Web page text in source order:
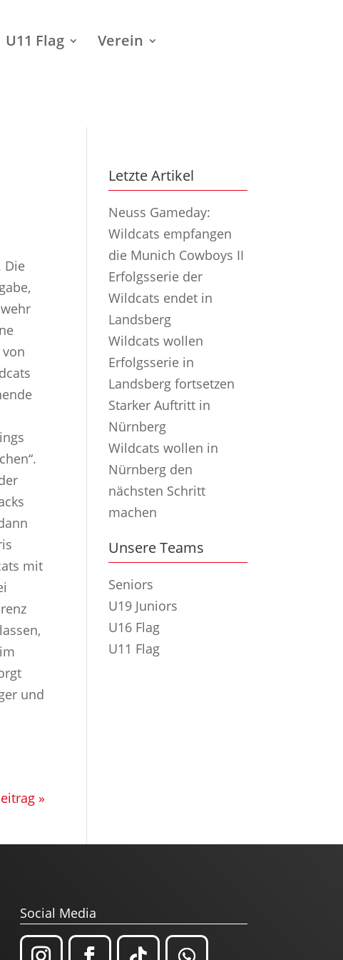
U11 Flag Verein
Die
mit
und
»
Letzte Artikel
Neuss Gameday:
Wildcats empfangen
die Munich Cowboys II
Erfolgsserie der
Wildcats endet in
Landsberg
Wildcats wollen
Erfolgsserie in
Landsberg fortsetzen
Starker Auftritt in
Nürnberg
Wildcats wollen in
Nürnberg den
nächsten Schritt
machen
Unsere Teams
Seniors
U19 Juniors
U16 Flag
U11 Flag
Social Media